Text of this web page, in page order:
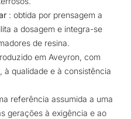
: obtida por prensagem a
a dosagem e integra-se
de resina.
em Aveyron, com
qualidade e à consistência
referência assumida a uma
gerações à exigência e ao